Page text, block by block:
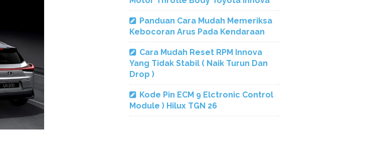
Panduan Cara Mudah Memeriksa
Kebocoran Arus Pada Kendaraan
Cara Mudah Reset RPM Innova
Yang Tidak Stabil ( Naik Turun Dan
Drop )
Kode Pin ECM 9 Elctronic Control
Module ) Hilux TGN 26